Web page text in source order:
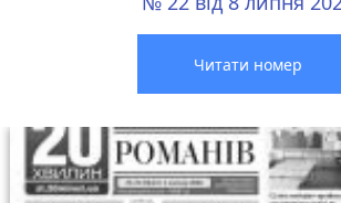
Читати номер